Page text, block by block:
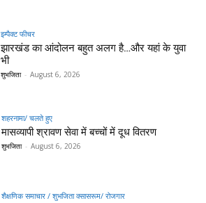
इम्पैक्ट फीचर
झारखंड का आंदोलन बहुत अलग है…और यहां के युवा
भी
शुभजिता - August 6, 2026
शहरनामा/ चलते हुए
मासव्यापी श्रावण सेवा में बच्चों में दूध वितरण
शुभजिता - August 6, 2026
शैक्षणिक समाचार / शुभजिता क्सासरूम/ रोजगार